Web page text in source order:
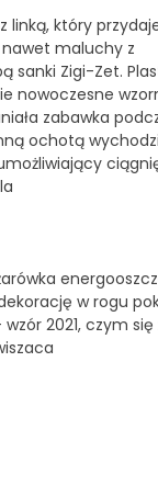
linką, który
nawet maluchy z
sanki Zigi-Zet.
nowoczesne
zabawka
ochotą
w rogu
2021, czym